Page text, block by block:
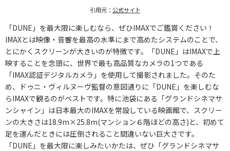
引用元： 公式サイト
「DUNE」を最大限に楽しむなら、ぜひIMAXでご鑑賞ください！
IMAXとは映像・音響を最高の水準にまで高めたシステムのことで、
とにかくスクリーンが大きいのが特徴です。「DUNE」はIMAXで上
映することを念頭に、世界で最も高品質なカメラの1つである
「IMAX認証デジタルカメラ」を使用して撮影されました。そのた
め、ドゥニ・ヴィルヌーヴ監督の意図通りに「DUNE」を楽しむな
らIMAXで観るのがベストです。特に池袋にある「グランドシネマサ
ンシャイン」は日本最大のIMAXを常設している映画館で、スクリー
ンの大きさは18.9m×25.8m(マンション６階ほどの高さ)と、初めて
足を運んだときには圧倒されること間違いない巨大さです。
「DUNE」を最大限に楽しみたいかたは、ぜひ「グランドシネマサ